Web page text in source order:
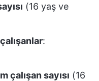
(16 yaş ve
:
çalışan sayısı (16